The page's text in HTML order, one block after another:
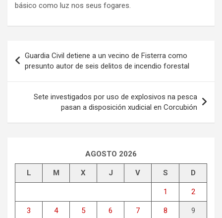
básico como luz nos seus fogares.
de
entradas
Guardia Civil detiene a un vecino de Fisterra como
presunto autor de seis delitos de incendio forestal
Sete investigados por uso de explosivos na pesca
pasan a disposición xudicial en Corcubión
AGOSTO 2026
L M X J V S D
1 2
3 4 5 6 7 8 9